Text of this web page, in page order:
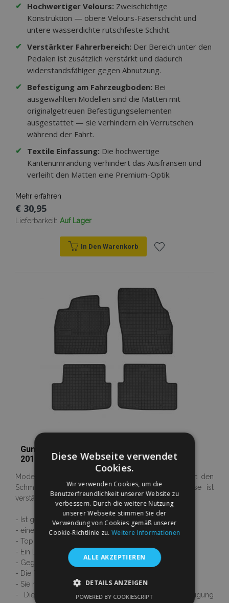
✔ Hochwertiger Velours: Zweischichtige
Konstruktion — obere Velours-Faserschicht und
untere wasserdichte rutschfeste Schicht.
✔ Verstärkter Fahrerbereich: Der Bereich unter den
Pedalen ist zusätzlich verstärkt und dadurch
widerstandsfähiger gegen Abnutzung.
✔ Befestigung am Fahrzeugboden: Bei
ausgewählten Modellen sind die Matten mit
originalgetreuen Befestigungselementen
ausgestattet — sie verhindern ein Verrutschen
während der Fahrt.
✔ Textile Einfassung: Die hochwertige
Kantenumrandung verhindert das Ausfransen und
verleiht den Matten eine Premium-Optik.
Mehr erfahren
€ 30,95
Lieferbarkeit: Auf Lager
In Den Warenkorb
Wunschliste
hinzufügen
Gummi Fußmatten für SEAT IBIZA V 4-teilige
2017-up
Moderner antirutsch design. Der Rand fängt und hält den
Schmutz, 1 cm Höhe. Der Bereich unter der Ferse ist
verstärkt.
- Ist genau dem Ausmaß eures Autos angepasst
- eine einfache Montage
- Top Qualität
- Ein Luxus 3D Design
- Gegen Temperaturen ab -40°C bis +110°C resistent
- Die Fußmatten riechen nicht nach Gummi
- Sie rutschen nicht auf dem Boden
- Die Ware ist neu und sicher gegen Beschädigung
Diese Webseite verwendet
Cookies.
Wir verwenden Cookies, um die
Benutzerfreundlichkeit unserer Website zu
verbessern. Durch die weitere Nutzung
unserer Webseite stimmen Sie der
Verwendung von Cookies gemäß unserer
Cookie-Richtlinie zu.Weitere Informationen
ALLE AKZEPTIEREN
DETAILS ANZEIGEN
POWERED BY COOKIESCRIPT